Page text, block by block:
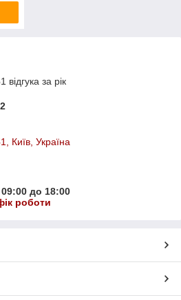
за рік
Київ, Україна
до 18:00
роботи